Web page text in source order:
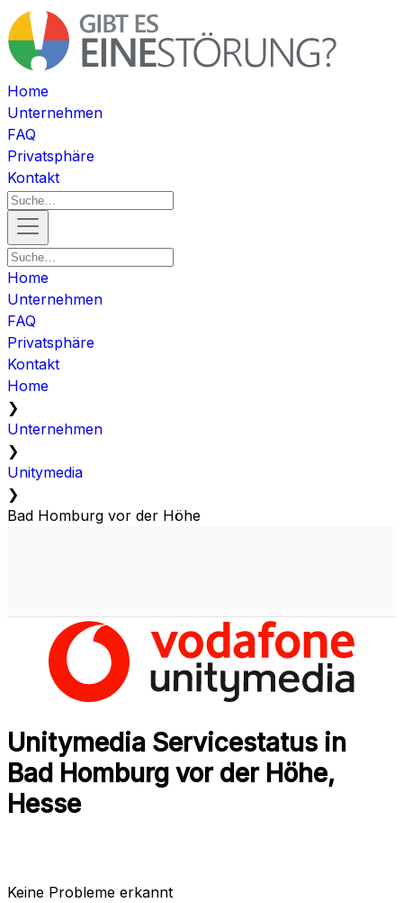
Home
Unternehmen
FAQ
Privatsphäre
Kontakt
Home
Unternehmen
FAQ
Privatsphäre
Kontakt
Home
❯
Unternehmen
❯
Unitymedia
❯
Bad Homburg vor der Höhe
Unitymedia Servicestatus in
Bad Homburg vor der Höhe,
Hesse
Keine Probleme erkannt